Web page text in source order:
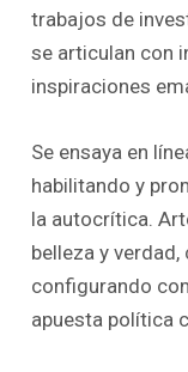
trabajos de
se articulan con
inspiraciones
Se ensaya en
habilitando y
la autocrítica.
belleza y
configurando
apuesta política